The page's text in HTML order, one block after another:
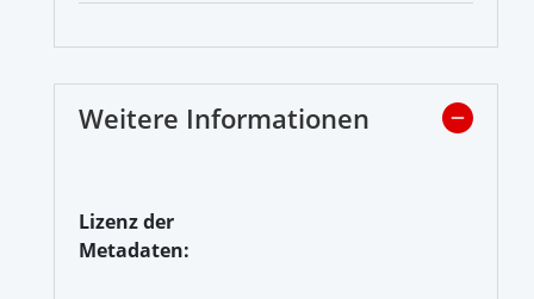
Weitere Informationen
Lizenz der
Metadaten: